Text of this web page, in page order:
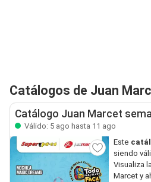
Catálogos de Juan
Catálogo Juan Marcet
Válido: 5 ago hasta 11 ago
Este
siendo
Visualiza
Marcet y